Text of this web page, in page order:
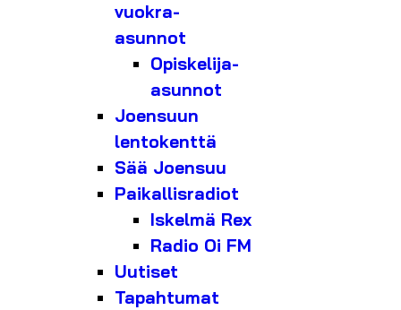
vuokra-
asunnot
Opiskelija-
asunnot
Joensuun
lentokenttä
Sää Joensuu
Paikallisradiot
Iskelmä Rex
Radio Oi FM
Uutiset
Tapahtumat